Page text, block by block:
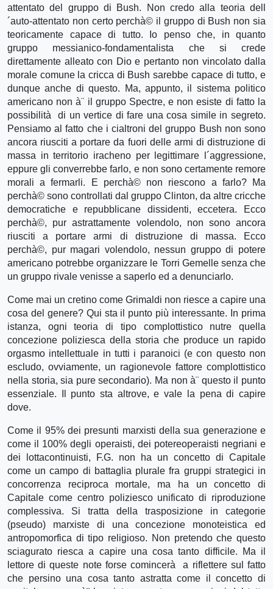
attentato del gruppo di Bush. Non credo alla teoria dell
´auto-attentato non certo perchà© il gruppo di Bush non sia
teoricamente capace di tutto. Io penso che, in quanto
gruppo messianico-fondamentalista che si crede
direttamente alleato con Dio e pertanto non vincolato dalla
morale comune la cricca di Bush sarebbe capace di tutto, e
dunque anche di questo. Ma, appunto, il sistema politico
americano non à¨ il gruppo Spectre, e non esiste di fatto la
possibilità di un vertice di fare una cosa simile in segreto.
Pensiamo al fatto che i cialtroni del gruppo Bush non sono
ancora riusciti a portare da fuori delle armi di distruzione di
massa in territorio iracheno per legittimare l´aggressione,
eppure gli converrebbe farlo, e non sono certamente remore
morali a fermarli. E perchà© non riescono a farlo? Ma
perchà© sono controllati dal gruppo Clinton, da altre cricche
democratiche e repubblicane dissidenti, eccetera. Ecco
perchà©, pur astrattamente volendolo, non sono ancora
riusciti a portare armi di distruzione di massa. Ecco
perchà©, pur magari volendolo, nessun gruppo di potere
americano potrebbe organizzare le Torri Gemelle senza che
un gruppo rivale venisse a saperlo ed a denunciarlo.
Come mai un cretino come Grimaldi non riesce a capire una
cosa del genere? Qui sta il punto più interessante. In prima
istanza, ogni teoria di tipo complottistico nutre quella
concezione poliziesca della storia che produce un rapido
orgasmo intellettuale in tutti i paranoici (e con questo non
escludo, ovviamente, un ragionevole fattore complottistico
nella storia, sia pure secondario). Ma non à¨ questo il punto
essenziale. Il punto sta altrove, e vale la pena di capire
dove.
Come il 95% dei presunti marxisti della sua generazione e
come il 100% degli operaisti, dei potereoperaisti negriani e
dei lottacontinuisti, F.G. non ha un concetto di Capitale
come un campo di battaglia plurale fra gruppi strategici in
concorrenza reciproca mortale, ma ha un concetto di
Capitale come centro poliziesco unificato di riproduzione
complessiva. Si tratta della trasposizione in categorie
(pseudo) marxiste di una concezione monoteistica ed
antropomorfica di tipo religioso. Non pretendo che questo
sciagurato riesca a capire una cosa tanto difficile. Ma il
lettore di queste note forse comincerà a riflettere sul fatto
che persino una cosa tanto astratta come il concetto di